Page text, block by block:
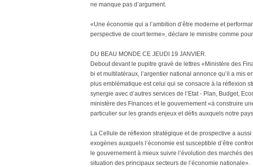
ne manque pas d’argument.
«Une économie qui a l’ambition d’être moderne et
perspective de court terme», déclare le ministre comme
DU BEAU MONDE CE JEUDI 19 JANVIER.
Debout devant le pupitre gravé de lettres «Ministère des
bi et multilatéraux, l’argentier national annonce qu’il a mis
plus emblématique est celui qui se consacre à la réflexion
synergie avec d’autres services de l’Etat - Plan, Budget,
ministère des Finances et le gouvernement «à construire
particulier sur les grands enjeux et défis auxquels notre
La Cellule de réflexion stratégique et de prospective a
exogènes auxquels l’économie est susceptible d’être
le gouvernement à mieux suivre l’évolution des marchés
situation des principaux secteurs de l’économie nationale».